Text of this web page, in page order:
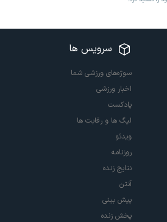
سرویس ها
سوژه‌های ورزشی شما
اخبار ورزشی
پادکست
لیگ ها و رقابت ها
ویدئو
روزنامه
نتایج زنده
آنتن
پیش بینی
پخش زنده